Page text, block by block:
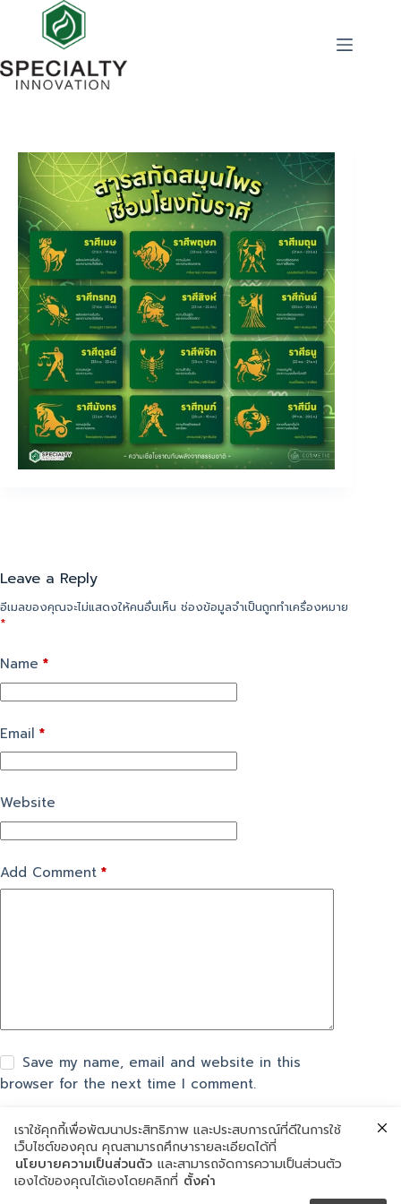
Leave a Reply
อีเมลของคุณจะไม่แสดงให้คนอื่นเห็น ช่องข้อมูลจำเป็นถูกทำเครื่องหมาย
*
Name *
Email *
Website
Add Comment *
Save my name, email and website in this
browser for the next time I comment.
แสดงความเห็น
เราใช้คุกกี้เพื่อพัฒนาประสิทธิภาพ และประสบการณ์ที่ดีในการใช้
เว็บไซต์ของคุณ คุณสามารถศึกษารายละเอียดได้ที่
นโยบายความเป็นส่วนตัว และสามารถจัดการความเป็นส่วนตัว
เองได้ของคุณได้เองโดยคลิกที่ ตั้งค่า